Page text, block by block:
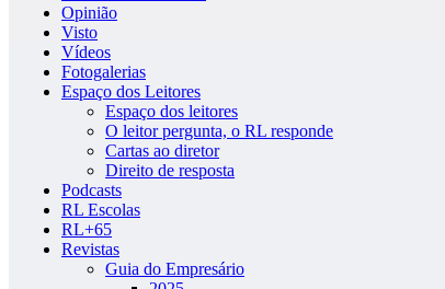
Opinião
Visto
Vídeos
Fotogalerias
Espaço dos Leitores
Espaço dos leitores
O leitor pergunta, o RL responde
Cartas ao diretor
Direito de resposta
Podcasts
RL Escolas
RL+65
Revistas
Guia do Empresário